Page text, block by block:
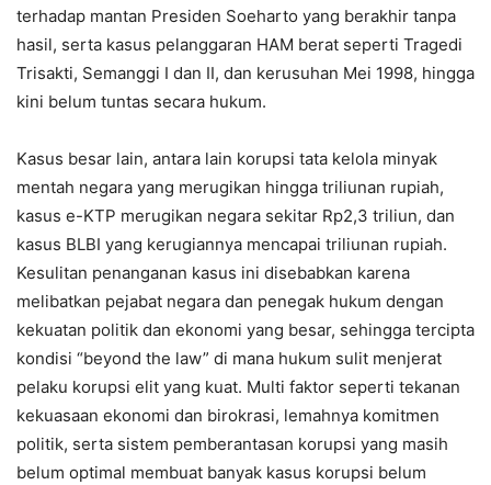
terhadap mantan Presiden Soeharto yang berakhir tanpa
hasil, serta kasus pelanggaran HAM berat seperti Tragedi
Trisakti, Semanggi I dan II, dan kerusuhan Mei 1998, hingga
kini belum tuntas secara hukum.
Kasus besar lain, antara lain korupsi tata kelola minyak
mentah negara yang merugikan hingga triliunan rupiah,
kasus e-KTP merugikan negara sekitar Rp2,3 triliun, dan
kasus BLBI yang kerugiannya mencapai triliunan rupiah.
Kesulitan penanganan kasus ini disebabkan karena
melibatkan pejabat negara dan penegak hukum dengan
kekuatan politik dan ekonomi yang besar, sehingga tercipta
kondisi “beyond the law” di mana hukum sulit menjerat
pelaku korupsi elit yang kuat. Multi faktor seperti tekanan
kekuasaan ekonomi dan birokrasi, lemahnya komitmen
politik, serta sistem pemberantasan korupsi yang masih
belum optimal membuat banyak kasus korupsi belum